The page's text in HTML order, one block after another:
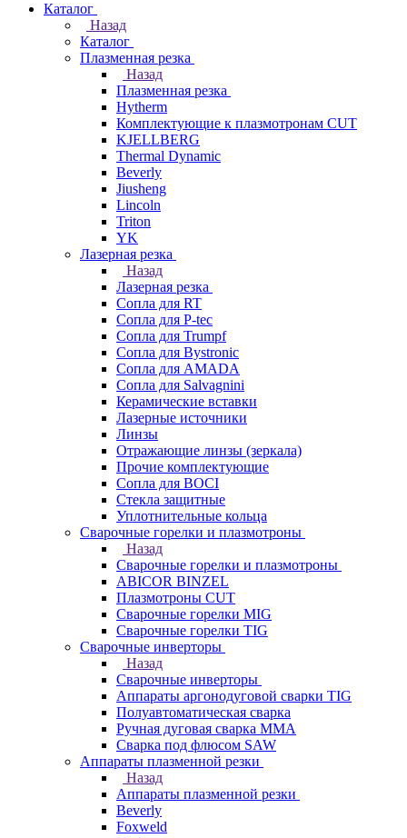
Каталог
Назад
Каталог
Плазменная резка
Назад
Плазменная резка
Hytherm
Комплектующие к плазмотронам CUT
KJELLBERG
Thermal Dynamic
Beverly
Jiusheng
Lincoln
Triton
YK
Лазерная резка
Назад
Лазерная резка
Сопла для RT
Сопла для P-tec
Сопла для Trumpf
Сопла для Bystronic
Сопла для AMADA
Сопла для Salvagnini
Керамические вставки
Лазерные источники
Линзы
Отражающие линзы (зеркала)
Прочие комплектующие
Сопла для BOCI
Стекла защитные
Уплотнительные кольца
Сварочные горелки и плазмотроны
Назад
Сварочные горелки и плазмотроны
ABICOR BINZEL
Плазмотроны CUT
Сварочные горелки MIG
Сварочные горелки TIG
Сварочные инверторы
Назад
Сварочные инверторы
Аппараты аргонодуговой сварки TIG
Полуавтоматическая сварка
Ручная дуговая сварка MMA
Сварка под флюсом SAW
Аппараты плазменной резки
Назад
Аппараты плазменной резки
Beverly
Foxweld